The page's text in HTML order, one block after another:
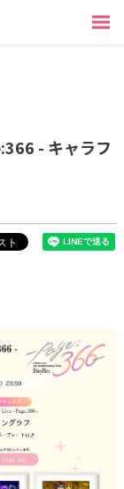
- キャラフ